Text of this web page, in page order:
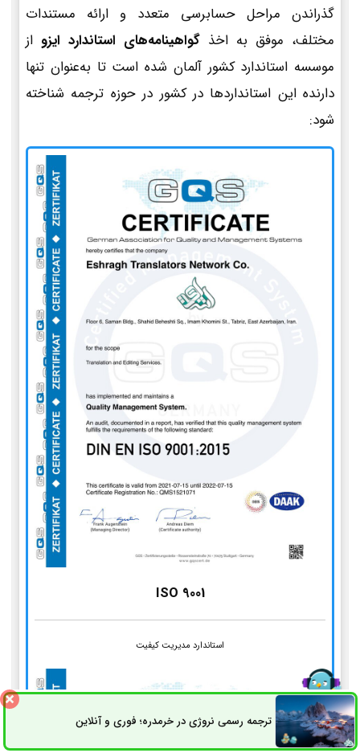
گذراندن مراحل حسابرسی متعدد و ارائه مستندات
مختلف، موفق به اخذ گواهینامه‌های استاندارد ایزو از
موسسه استاندارد کشور آلمان شده است تا به‌عنوان تنها
دارنده این استانداردها در کشور در حوزه ترجمه شناخته
شود:
ISO 9001
استاندارد مدیریت کیفیت
ترجمه رسمی نروژی در خرمدره؛ فوری و آنلاینثبت سفارش راه های ارتباطی